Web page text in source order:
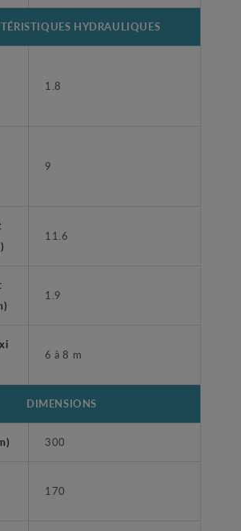
HYDRAULIQUES
1.8
9
11.6
1.9
6 à 8 m
DIMENSIONS
300
170